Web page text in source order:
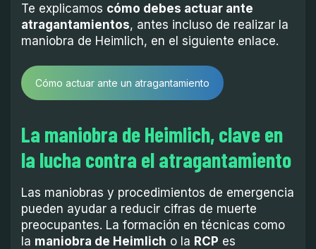
Te explicamos cómo debes actuar ante
atragantamientos, antes incluso de realizar la
maniobra de Heimlich, en el siguiente enlace.
Cómo actuar ante un atragantamiento
La maniobra de Heimlich, clave en
la lucha contra el atragantamiento
Las maniobras y procedimientos de emergencia
pueden ayudar a reducir cifras de muerte
preocupantes. La formación en técnicas como
la maniobra de Heimlich o la RCP es